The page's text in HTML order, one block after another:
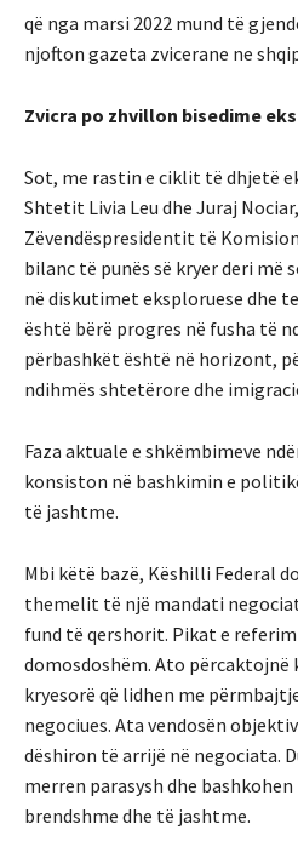
që nga marsi 2022 mund të
njofton gazeta zvicerane ne
Zvicra po zhvillon bisedime
Sot, me rastin e ciklit të dhjetë
Shtetit Livia Leu dhe Juraj
Zëvendëspresidentit të
bilanc të punës së kryer deri më
në diskutimet eksploruese dhe
është bërë progres në fusha të
përbashkët është në horizont,
ndihmës shtetërore dhe
Faza aktuale e shkëmbimeve
konsiston në bashkimin e
të jashtme.
Mbi këtë bazë, Këshilli Federal
themelit të një mandati
fund të qershorit. Pikat e
domosdoshëm. Ato përcaktojnë
kryesorë që lidhen me
negociues. Ata vendosën
dëshiron të arrijë në negociata.
merren parasysh dhe
brendshme dhe të jashtme.